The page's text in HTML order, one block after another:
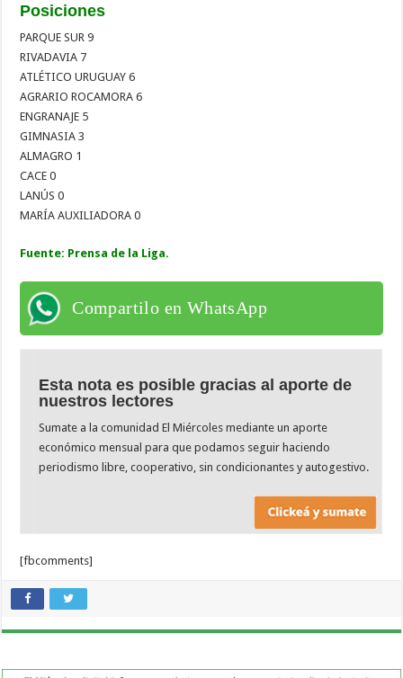
Posiciones
PARQUE SUR 9
RIVADAVIA 7
ATLÉTICO URUGUAY 6
AGRARIO ROCAMORA 6
ENGRANAJE 5
GIMNASIA 3
ALMAGRO 1
CACE 0
LANÚS 0
MARÍA AUXILIADORA 0
Fuente: Prensa de la Liga.
Compartilo en WhatsApp
Esta nota es posible gracias al aporte de
nuestros lectores
Sumate a la comunidad El Miércoles mediante un aporte
económico mensual para que podamos seguir haciendo
periodismo libre, cooperativo, sin condicionantes y autogestivo.
[fbcomments]